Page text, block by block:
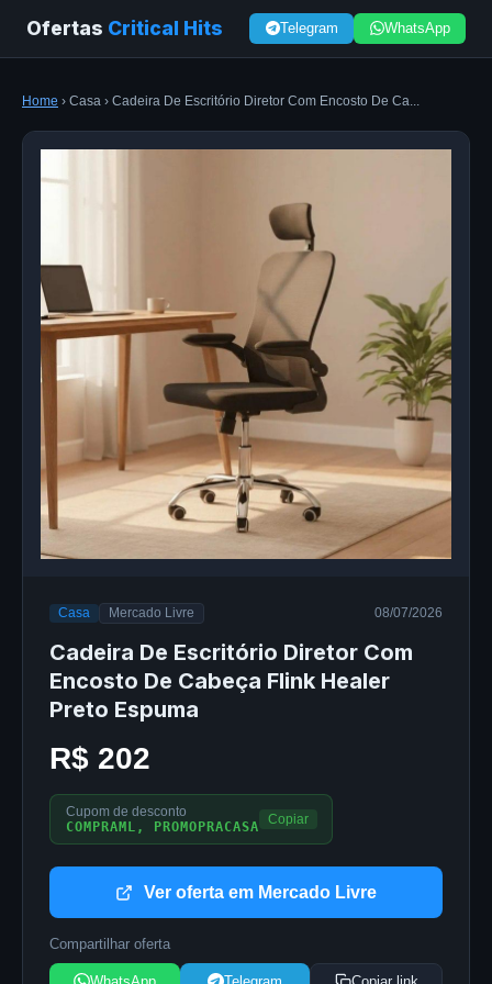
Ofertas Critical Hits Telegram WhatsApp
Home › Casa › Cadeira De Escritório Diretor Com Encosto De Ca...
Casa Mercado Livre 08/07/2026
Cadeira De Escritório Diretor Com
Encosto De Cabeça Flink Healer
Preto Espuma
R$ 202
Cupom de desconto
COMPRAML, PROMOPRACASA
Copiar
Ver oferta em Mercado Livre
Compartilhar oferta